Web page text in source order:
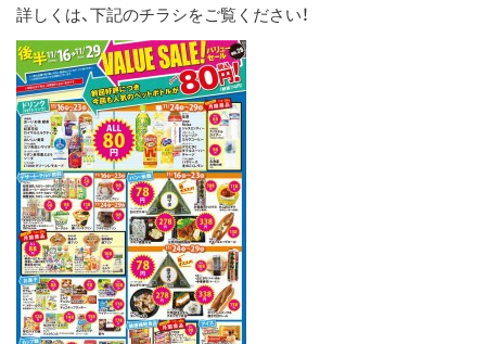
詳しくは、下記のチラシをご覧ください！